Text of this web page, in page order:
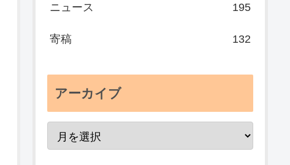
ニュース 195
寄稿 132
アーカイブ